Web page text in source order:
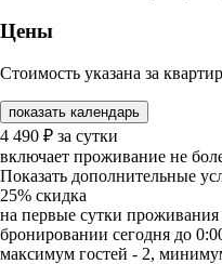
Цены
Стоимость указана за
показать календарь
4 490 ₽ за сутки
включает проживание не
Показать дополнительные
25% скидка
на первые сутки
бронировании сегодня до
максимум гостей - 2,